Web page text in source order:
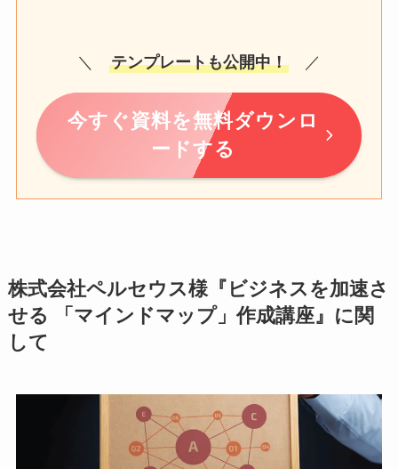
＼ テンプレートも公開中！ ／
今すぐ資料を無料ダウンロ
ードする
株式会社ペルセウス様『ビジネスを加速さ
せる 「マインドマップ」作成講座』に関
して